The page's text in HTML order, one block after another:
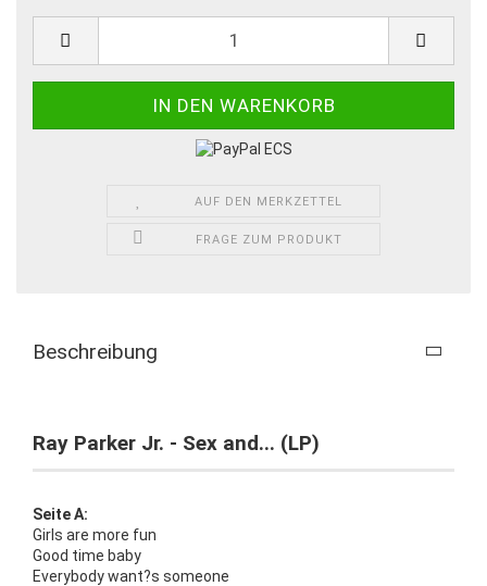
AUF DEN MERKZETTEL
FRAGE ZUM PRODUKT
Beschreibung
Ray Parker Jr. - Sex and... (LP)
Seite A:
Girls are more fun
Good time baby
Everybody want?s someone